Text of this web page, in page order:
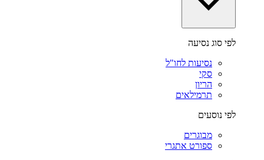
לפי סוג נסיעה
נסיעות לחו"ל
סקי
הריון
תרמילאים
לפי נוסעים
מבוגרים
ספורט אתגרי